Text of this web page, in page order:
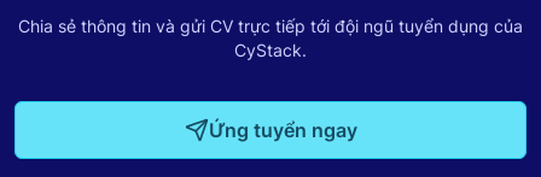
Chia sẻ thông tin và gửi CV trực tiếp tới đội ngũ tuyển dụng của
CyStack.
Ứng tuyển ngay